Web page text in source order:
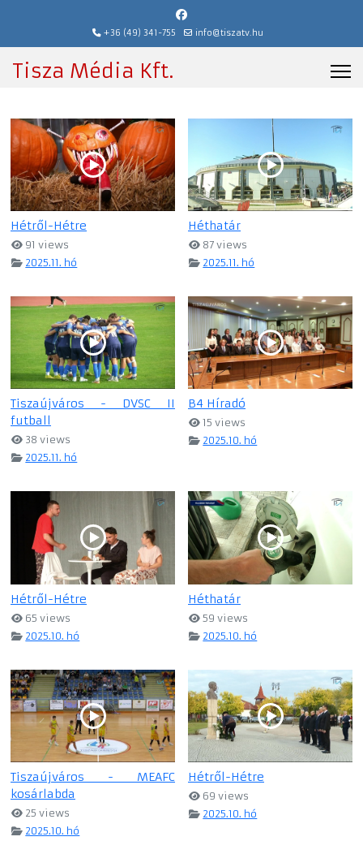
+36 (49) 341-755 info@tiszatv.hu
Tisza Média Kft.
Hétről-Hétre
91 views
2025.11. hó
Héthatár
87 views
2025.11. hó
Tiszaújváros - DVSC II
futball
38 views
2025.11. hó
B4 Híradó
15 views
2025.10. hó
Hétről-Hétre
65 views
2025.10. hó
Héthatár
59 views
2025.10. hó
Tiszaújváros - MEAFC
kosárlabda
25 views
2025.10. hó
Hétről-Hétre
69 views
2025.10. hó